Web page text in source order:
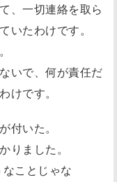
、一切連絡を取ら
いたわけです。
いで、何が責任だ
けです。
付いた。
りました。
ことじゃな